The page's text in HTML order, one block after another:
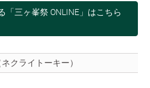
「三ヶ峯祭 ONLINE」はこちら
クライトーキー）